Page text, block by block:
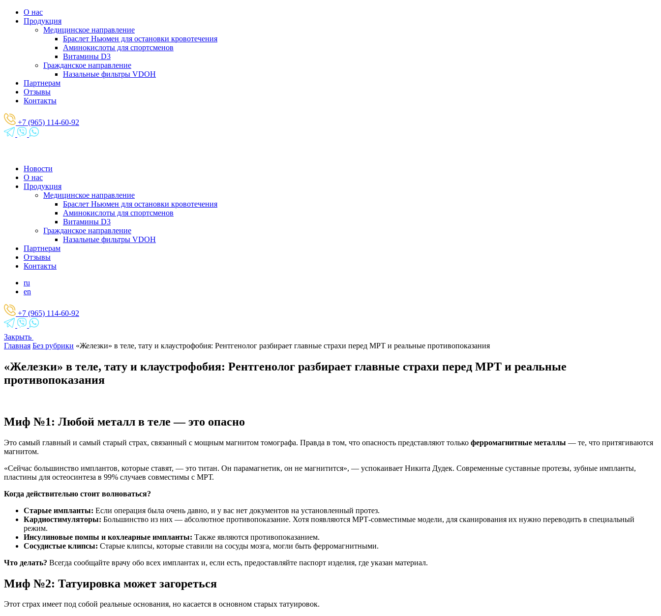
О нас
Продукция
Медицинское направление
Браслет Ньюмен для остановки кровотечения
Аминокислоты для спортсменов
Витамины D3
Гражданское направление
Назальные фильтры VDOH
Партнерам
Отзывы
Контакты
+7 (965) 114-60-92
Новости
О нас
Продукция
Медицинское направление
Браслет Ньюмен для остановки кровотечения
Аминокислоты для спортсменов
Витамины D3
Гражданское направление
Назальные фильтры VDOH
Партнерам
Отзывы
Контакты
ru
en
+7 (965) 114-60-92
Закрыть
Главная Без рубрики «Железки» в теле, тату и клаустрофобия: Рентгенолог разбирает главные страхи перед МРТ и реальные противопоказания
«Железки» в теле, тату и клаустрофобия: Рентгенолог разбирает главные страхи перед МРТ и реальные
противопоказания
Миф №1: Любой металл в теле — это опасно
Это самый главный и самый старый страх, связанный с мощным магнитом томографа. Правда в том, что опасность представляют только ферромагнитные металлы — те, что притягиваются
магнитом.
«Сейчас большинство имплантов, которые ставят, — это титан. Он парамагнетик, он не магнитится», — успокаивает Никита Дудек. Современные суставные протезы, зубные импланты,
пластины для остеосинтеза в 99% случаев совместимы с МРТ.
Когда действительно стоит волноваться?
Старые импланты: Если операция была очень давно, и у вас нет документов на установленный протез.
Кардиостимуляторы: Большинство из них — абсолютное противопоказание. Хотя появляются МРТ-совместимые модели, для сканирования их нужно переводить в специальный
режим.
Инсулиновые помпы и кохлеарные импланты: Также являются противопоказанием.
Сосудистые клипсы: Старые клипсы, которые ставили на сосуды мозга, могли быть ферромагнитными.
Что делать? Всегда сообщайте врачу обо всех имплантах и, если есть, предоставляйте паспорт изделия, где указан материал.
Миф №2: Татуировка может загореться
Этот страх имеет под собой реальные основания, но касается в основном старых татуировок.